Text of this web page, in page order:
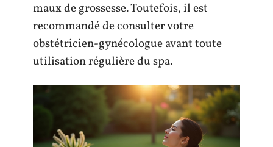
maux de grossesse. Toutefois, il est
recommandé de consulter votre
obstétricien-gynécologue avant toute
utilisation régulière du spa.